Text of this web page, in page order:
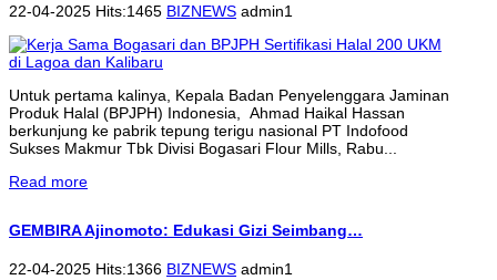
22-04-2025 Hits:1465 BIZNEWS admin1
Untuk pertama kalinya, Kepala Badan Penyelenggara Jaminan
Produk Halal (BPJPH) Indonesia, Ahmad Haikal Hassan
berkunjung ke pabrik tepung terigu nasional PT Indofood
Sukses Makmur Tbk Divisi Bogasari Flour Mills, Rabu...
Read more
GEMBIRA Ajinomoto: Edukasi Gizi Seimbang…
22-04-2025 Hits:1366 BIZNEWS admin1